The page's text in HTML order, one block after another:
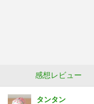
感想レビュー
タンタン